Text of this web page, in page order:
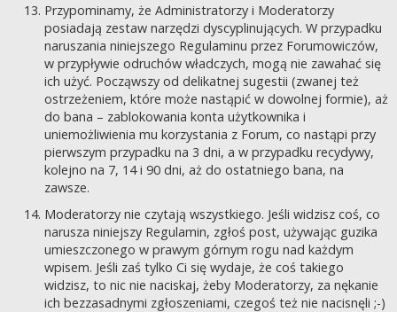
Przypominamy, że Administratorzy i Moderatorzy
posiadają zestaw narzędzi dyscyplinujących. W przypadku
naruszania niniejszego Regulaminu przez Forumowiczów,
w przypływie odruchów władczych, mogą nie zawahać się
ich użyć. Począwszy od delikatnej sugestii (zwanej też
ostrzeżeniem, które może nastąpić w dowolnej formie), aż
do bana – zablokowania konta użytkownika i
uniemożliwienia mu korzystania z Forum, co nastąpi przy
pierwszym przypadku na 3 dni, a w przypadku recydywy,
kolejno na 7, 14 i 90 dni, aż do ostatniego bana, na
zawsze.
Moderatorzy nie czytają wszystkiego. Jeśli widzisz coś, co
narusza niniejszy Regulamin, zgłoś post, używając guzika
umieszczonego w prawym górnym rogu nad każdym
wpisem. Jeśli zaś tylko Ci się wydaje, że coś takiego
widzisz, to nic nie naciskaj, żeby Moderatorzy, za nękanie
ich bezzasadnymi zgłoszeniami, czegoś też nie nacisnęli ;-)